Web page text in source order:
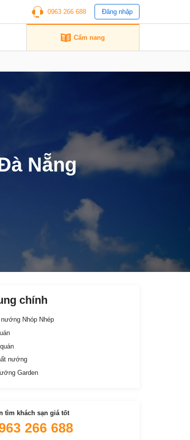
0963 266 688 Đăng nhập
Cẩm nang
Nẵng
chính
Nhóp Nhép
nướng
Garden
tìm khách sạn giá tốt
266 688